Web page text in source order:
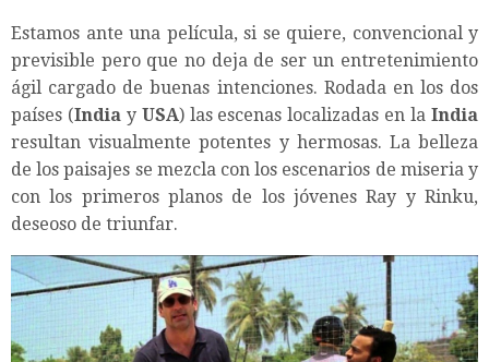
Estamos ante una película, si se quiere, convencional y
previsible pero que no deja de ser un entretenimiento
ágil cargado de buenas intenciones. Rodada en los dos
países (Indiay USA) las escenas localizadas en laIndia
resultan visualmente potentes y hermosas. La belleza
de los paisajes se mezcla con los escenarios de miseria y
con los primeros planos de los jóvenes Ray y Rinku,
deseoso de triunfar.